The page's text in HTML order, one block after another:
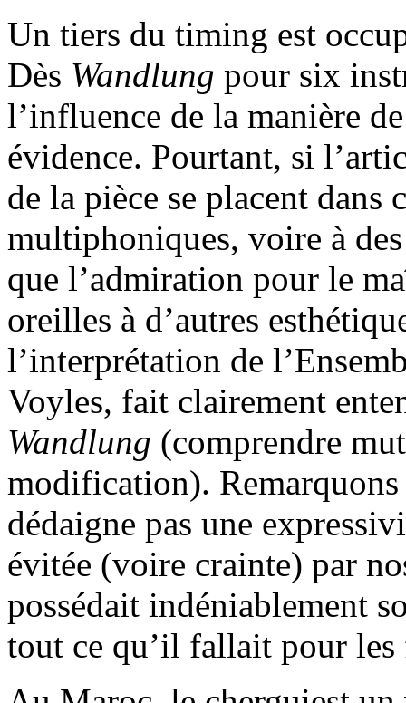
Un tiers du timing est
Dès Wandlung pour six
l’influence de la manière
évidence. Pourtant, si
de la pièce se placent dans
multiphoniques, voire à
que l’admiration pour le
oreilles à d’autres
l’interprétation de
Voyles, fait clairement
Wandlung (comprendre
modification).
dédaigne pas une
évitée (voire crainte) par
possédait indéniablement
tout ce qu’il fallait pour les